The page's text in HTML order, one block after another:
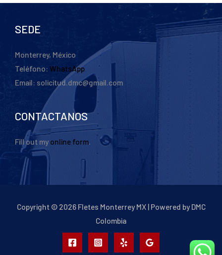
SEDE
Monterrey, México
Teléfono: WhatsApp
Email: solicitud.dmc@gmail.com
CONTACTANOS
Fill out my online form.
Copyright © 2026 Fletes Monterrey MX | Powered by DMC
Colombia